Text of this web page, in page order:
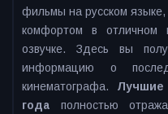
фильмы на русском
комфортом в отличном
озвучке. Здесь вы
информацию о
кинематографа. Лучшие
года полностью